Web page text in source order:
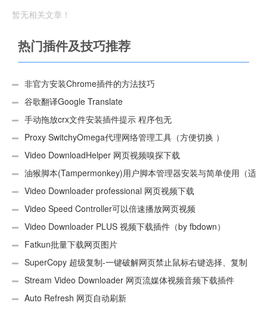
暂无相关文章！
热门插件及技巧推荐
非官方安装Chrome插件的方法技巧
谷歌翻译Google Translate
手动拖放crx文件安装插件提示 程序包无
效:“CEX_HEADER_INVALID”的解决办法
Proxy SwitchyOmega代理网络管理工具（方便切换 ）
Video DownloadHelper 网页视频嗅探下载
油猴脚本(Tampermonkey)用户脚本管理器安装与简单使用（适
用Android）
Video Downloader professional 网页视频下载
Video Speed Controller可以倍速播放网页视频
Video Downloader PLUS 视频下载插件（by fbdown）
Fatkun批量下载网页图片
SuperCopy 超级复制-一键破解网页禁止鼠标右键选择、复制
Stream Video Downloader 网页流媒体视频音频下载插件
Auto Refresh 网页自动刷新